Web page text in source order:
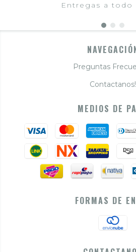
Entregas a todo
Preguntas
Contactanos!
MEDIOS DE
FORMAS DE